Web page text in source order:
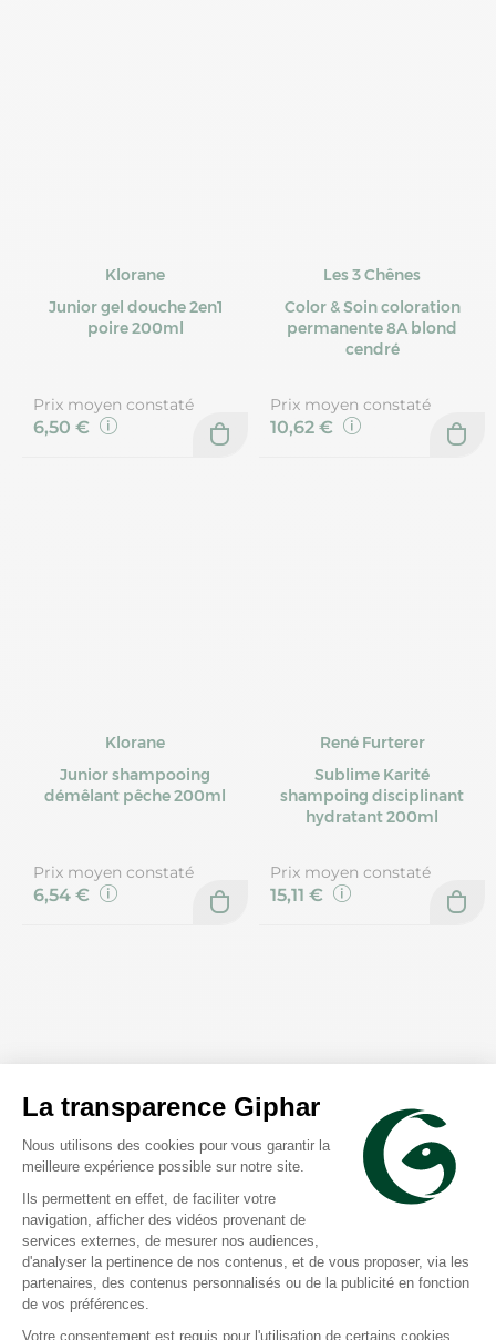
Klorane
Junior gel douche 2en1
poire 200ml
Prix moyen constaté
6,50 €
Les 3 Chênes
Color & Soin coloration
permanente 8A blond
cendré
Prix moyen constaté
10,62 €
Klorane
Junior shampooing
démêlant pêche 200ml
Prix moyen constaté
6,54 €
René Furterer
Sublime Karité
shampoing disciplinant
hydratant 200ml
Prix moyen constaté
15,11 €
Klorane
Volume cheveux fins
après-shampooing lin Bio
200ml
Klorane
Junior soin démêlant
spray 125ml